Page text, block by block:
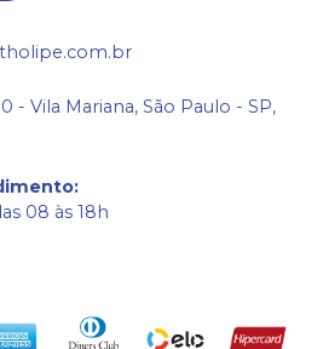
- Vila Mariana, São Paulo - SP,
:
08 às 18h